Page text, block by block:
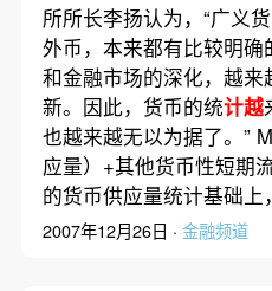
所所长李扬认为，“广义
外币，本来都有比较明
和金融市场的深化，越
新。因此，货币的统计越
也越来越无以为据了。”
应量）+其他货币性短期
的货币供应量统计基础
2007年12月26日 · 金融频道